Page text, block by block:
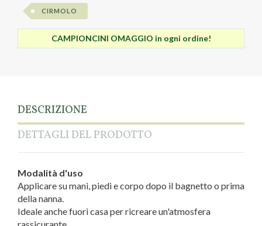
CIRMOLO
CAMPIONCINI OMAGGIO in ogni ordine!
DESCRIZIONE
DETTAGLI DEL PRODOTTO
Modalità d'uso
Applicare su mani, piedi e corpo dopo il bagnetto o prima
della nanna.
Ideale anche fuori casa per ricreare un'atmosfera